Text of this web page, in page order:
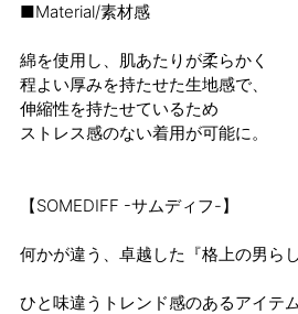
■Material/素材感
綿を使用し、肌あたりが柔らかく
程よい厚みを持たせた生地感で、
伸縮性を持たせているため
ストレス感のない着用が可能に。
【SOMEDIFF -サムディフ-】
何かが違う、卓越した『格上の男ら
ひと味違うトレンド感のあるアイテ